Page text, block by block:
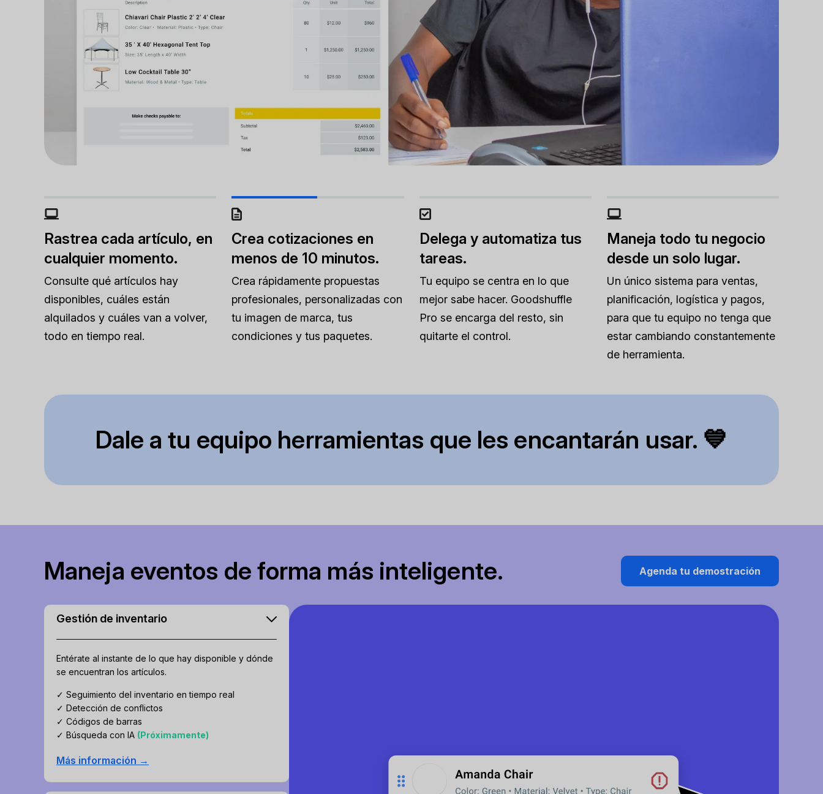
Rastrea cada artículo, en
cualquier momento.
Consulte qué artículos hay
disponibles, cuáles están
alquilados y cuáles van a volver,
todo en tiempo real.
Crea cotizaciones en
menos de 10 minutos.
Crea rápidamente propuestas
profesionales, personalizadas con
tu imagen de marca, tus
condiciones y tus paquetes.
Delega y automatiza tus
tareas.
Tu equipo se centra en lo que
mejor sabe hacer. Goodshuffle
Pro se encarga del resto, sin
quitarte el control.
Maneja todo tu negocio
desde un solo lugar.
Un único sistema para ventas,
planificación, logística y pagos,
para que tu equipo no tenga que
estar cambiando constantemente
de herramienta.
Dale a tu equipo herramientas que les encantarán usar. 💙
Maneja eventos de forma más inteligente. Agenda tu demostración
Gestión de inventario
Entérate al instante de lo que hay disponible y dónde
se encuentran los artículos.
✓ Seguimiento del inventario en tiempo real
✓ Detección de conflictos
✓ Códigos de barras
✓ Búsqueda con IA (Próximamente)
Más información →